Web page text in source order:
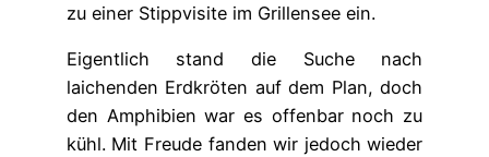
zu einer Stippvisite im Grillensee ein.
Eigentlich stand die Suche nach
laichenden Erdkröten auf dem Plan, doch
den Amphibien war es offenbar noch zu
kühl. Mit Freude fanden wir jedoch wieder